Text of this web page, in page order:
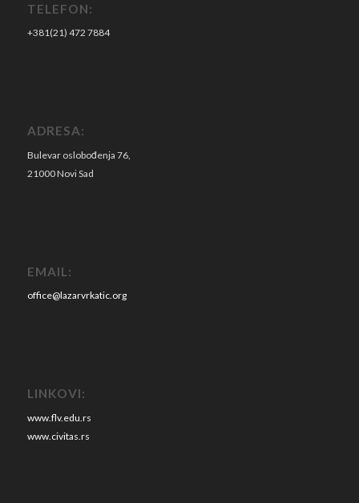
TELEFON:
+381(21) 472 7884
ADRESA:
Bulevar oslobođenja 76,
21000 Novi Sad
EMAIL:
office@lazarvrkatic.org
LINKOVI:
www.flv.edu.rs
www.civitas.rs